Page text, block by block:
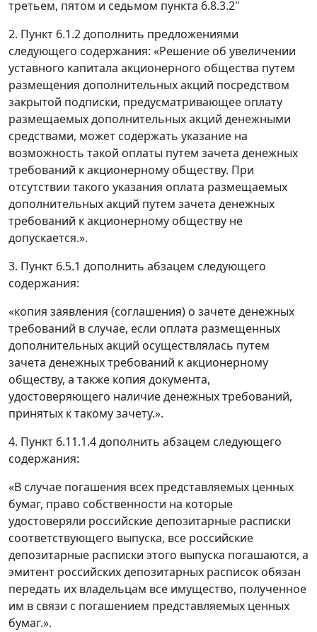
третьем, пятом и седьмом пункта 6.8.3.2"
2. Пункт 6.1.2 дополнить предложениями
следующего содержания: «Решение об увеличении
уставного капитала акционерного общества путем
размещения дополнительных акций посредством
закрытой подписки, предусматривающее оплату
размещаемых дополнительных акций денежными
средствами, может содержать указание на
возможность такой оплаты путем зачета денежных
требований к акционерному обществу. При
отсутствии такого указания оплата размещаемых
дополнительных акций путем зачета денежных
требований к акционерному обществу не
допускается.».
3. Пункт 6.5.1 дополнить абзацем следующего
содержания:
«копия заявления (соглашения) о зачете денежных
требований в случае, если оплата размещенных
дополнительных акций осуществлялась путем
зачета денежных требований к акционерному
обществу, а также копия документа,
удостоверяющего наличие денежных требований,
принятых к такому зачету.».
4. Пункт 6.11.1.4 дополнить абзацем следующего
содержания:
«В случае погашения всех представляемых ценных
бумаг, право собственности на которые
удостоверяли российские депозитарные расписки
соответствующего выпуска, все российские
депозитарные расписки этого выпуска погашаются, а
эмитент российских депозитарных расписок обязан
передать их владельцам все имущество, полученное
им в связи с погашением представляемых ценных
бумаг.».